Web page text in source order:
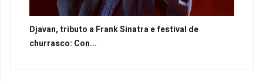
Djavan, tributo a Frank Sinatra e festival de
churrasco: Con...